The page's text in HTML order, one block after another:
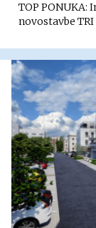
TOP PONUKA:
novostavbe